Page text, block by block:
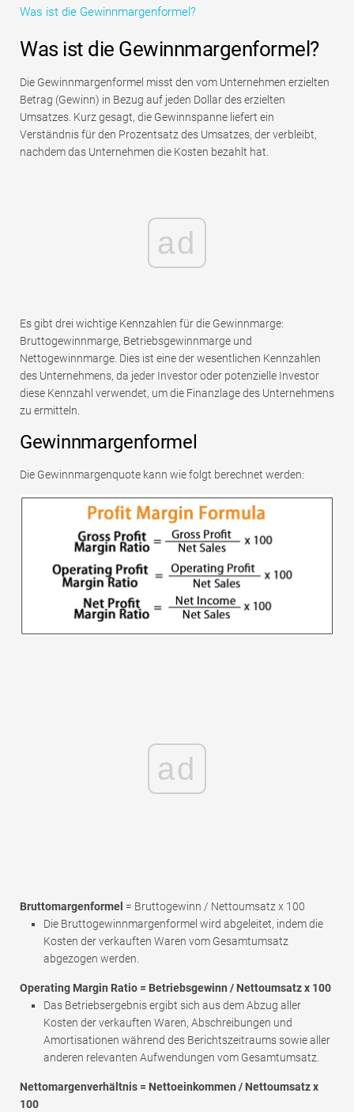
Tutorials zur Finanzmodellierung
Vollständige Form
Risikomanagement-Tutorials
Was ist die Gewinnmargenformel?
Was ist die Gewinnmargenformel?
Die Gewinnmargenformel misst den vom Unternehmen erzielten
Betrag (Gewinn) in Bezug auf jeden Dollar des erzielten
Umsatzes. Kurz gesagt, die Gewinnspanne liefert ein
Verständnis für den Prozentsatz des Umsatzes, der verbleibt,
nachdem das Unternehmen die Kosten bezahlt hat.
ad
Es gibt drei wichtige Kennzahlen für die Gewinnmarge:
Bruttogewinnmarge, Betriebsgewinnmarge und
Nettogewinnmarge. Dies ist eine der wesentlichen Kennzahlen
des Unternehmens, da jeder Investor oder potenzielle Investor
diese Kennzahl verwendet, um die Finanzlage des Unternehmens
zu ermitteln.
Gewinnmargenformel
Die Gewinnmargenquote kann wie folgt berechnet werden:
ad
Bruttomargenformel = Bruttogewinn / Nettoumsatz x 100
Die Bruttogewinnmargenformel wird abgeleitet, indem die
Kosten der verkauften Waren vom Gesamtumsatz
abgezogen werden.
Operating Margin Ratio = Betriebsgewinn / Nettoumsatz x 100
Das Betriebsergebnis ergibt sich aus dem Abzug aller
Kosten der verkauften Waren, Abschreibungen und
Amortisationen während des Berichtszeitraums sowie aller
anderen relevanten Aufwendungen vom Gesamtumsatz.
Nettomargenverhältnis = Nettoeinkommen / Nettoumsatz x
100